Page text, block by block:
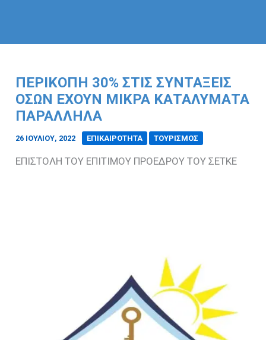
ΠΕΡΙΚΟΠΗ 30% ΣΤΙΣ ΣΥΝΤΑΞΕΙΣ
ΟΣΩΝ ΕΧΟΥΝ ΜΙΚΡΑ ΚΑΤΑΛΥΜΑΤΑ
ΠΑΡΑΛΛΗΛΑ
26 ΙΟΥΛΊΟΥ, 2022 ΕΠΙΚΑΙΡΟΤΗΤΑ ΤΟΥΡΙΣΜΟΣ
ΕΠΙΣΤΟΛΗ ΤΟΥ ΕΠΙΤΙΜΟΥ ΠΡΟΕΔΡΟΥ ΤΟΥ ΣΕΤΚΕ